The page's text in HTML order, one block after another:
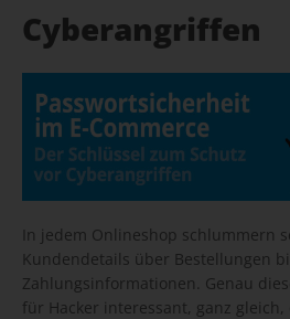
Cyberangriffen
In jedem Onlineshop schlummern
Kundendetails über Bestellungen
Zahlungsinformationen. Genau
für Hacker interessant, ganz